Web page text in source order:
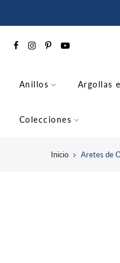
Anillos Argollas
Colecciones
Inicio Aretes de